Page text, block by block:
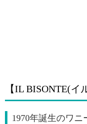
【IL BISONTE(イ
1970年誕生のワ